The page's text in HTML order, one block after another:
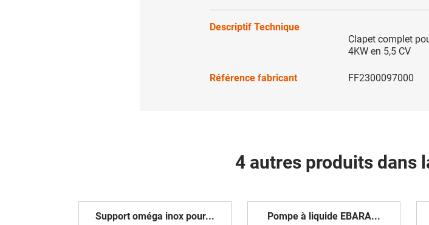
Descriptif Technique
Clapet complet
4KW en 5,5 CV
Référence fabricant FF2300097000
4 autres produits dans
Support oméga inox pour... Pompe à liquide EBARA...